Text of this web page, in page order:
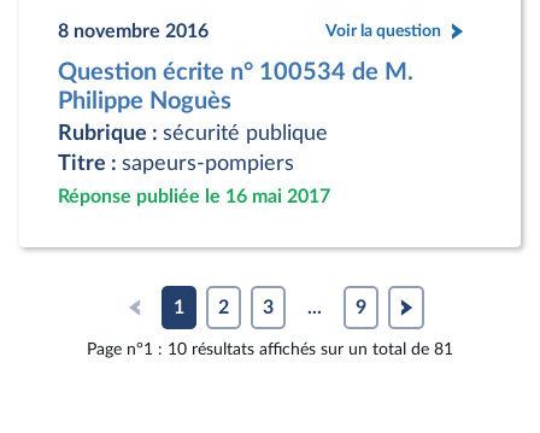
8 novembre 2016 Voir la question
Question écrite n° 100534 de M.
Philippe Noguès
Rubrique : sécurité publique
Titre : sapeurs-pompiers
Réponse publiée le 16 mai 2017
1 2 3 ... 9
Page n°1 : 10 résultats affichés sur un total de 81